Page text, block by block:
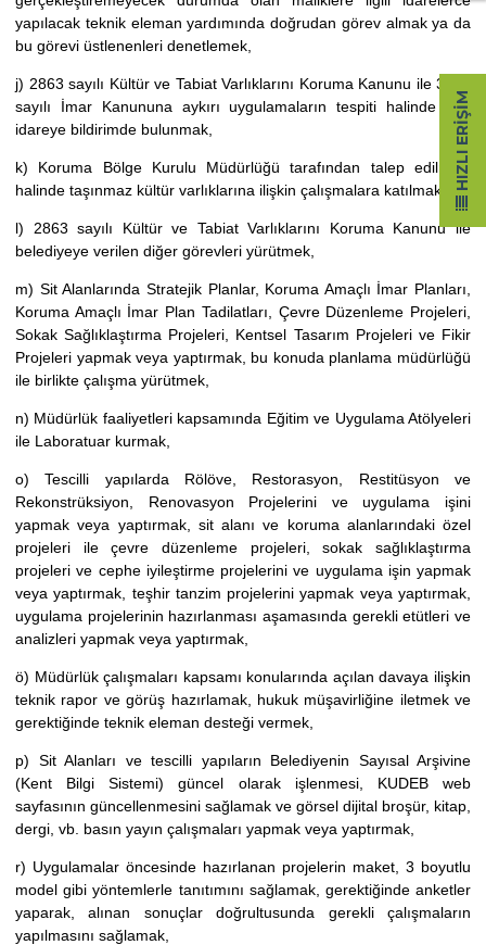
yapılacak teknik eleman yardımında doğrudan görev almak ya da
bu görevi üstlenenleri denetlemek,
j) 2863 sayılı Kültür ve Tabiat Varlıklarını Koruma Kanunu ile 3194
sayılı İmar Kanununa aykırı uygulamaların tespiti halinde ilgili
idareye bildirimde bulunmak,
k) Koruma Bölge Kurulu Müdürlüğü tarafından talep edilmesi
halinde taşınmaz kültür varlıklarına ilişkin çalışmalara katılmak,
l) 2863 sayılı Kültür ve Tabiat Varlıklarını Koruma Kanunu ile
belediyeye verilen diğer görevleri yürütmek,
m) Sit Alanlarında Stratejik Planlar, Koruma Amaçlı İmar Planları,
Koruma Amaçlı İmar Plan Tadilatları, Çevre Düzenleme Projeleri,
Sokak Sağlıklaştırma Projeleri, Kentsel Tasarım Projeleri ve Fikir
Projeleri yapmak veya yaptırmak, bu konuda planlama müdürlüğü
ile birlikte çalışma yürütmek,
n) Müdürlük faaliyetleri kapsamında Eğitim ve Uygulama Atölyeleri
ile Laboratuar kurmak,
o) Tescilli yapılarda Rölöve, Restorasyon, Restitüsyon ve
Rekonstrüksiyon, Renovasyon Projelerini ve uygulama işini
yapmak veya yaptırmak, sit alanı ve koruma alanlarındaki özel
projeleri ile çevre düzenleme projeleri, sokak sağlıklaştırma
projeleri ve cephe iyileştirme projelerini ve uygulama işin yapmak
veya yaptırmak, teşhir tanzim projelerini yapmak veya yaptırmak,
uygulama projelerinin hazırlanması aşamasında gerekli etütleri ve
analizleri yapmak veya yaptırmak,
ö) Müdürlük çalışmaları kapsamı konularında açılan davaya ilişkin
teknik rapor ve görüş hazırlamak, hukuk müşavirliğine iletmek ve
gerektiğinde teknik eleman desteği vermek,
p) Sit Alanları ve tescilli yapıların Belediyenin Sayısal Arşivine
(Kent Bilgi Sistemi) güncel olarak işlenmesi, KUDEB web
sayfasının güncellenmesini sağlamak ve görsel dijital broşür, kitap,
dergi, vb. basın yayın çalışmaları yapmak veya yaptırmak,
r) Uygulamalar öncesinde hazırlanan projelerin maket, 3 boyutlu
model gibi yöntemlerle tanıtımını sağlamak, gerektiğinde anketler
yaparak, alınan sonuçlar doğrultusunda gerekli çalışmaların
yapılmasını sağlamak,
HIZLI ERIŞIM